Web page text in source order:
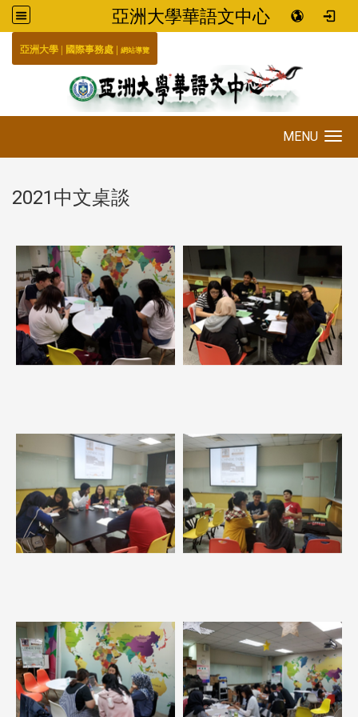
亞洲大學華語文中心
亞洲大學 國際事務處 | 網站導覽
MENU
2021中文桌談